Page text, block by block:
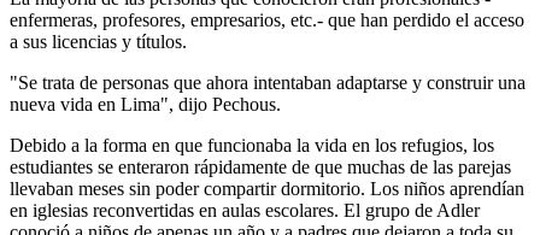
enfermeras, profesores, empresarios, etc.- que han perdido el acceso
a sus licencias y títulos.
"Se trata de personas que ahora intentaban adaptarse y construir una
nueva vida en Lima", dijo Pechous.
Debido a la forma en que funcionaba la vida en los refugios, los
estudiantes se enteraron rápidamente de que muchas de las parejas
llevaban meses sin poder compartir dormitorio. Los niños aprendían
en iglesias reconvertidas en aulas escolares. El grupo de Adler